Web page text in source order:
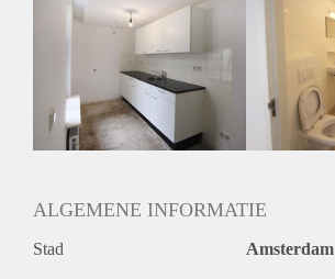
ALGEMENE INFORMATIE
Stad Amsterdam